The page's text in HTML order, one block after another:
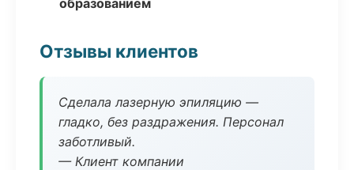
образованием
Отзывы клиентов
Сделала лазерную эпиляцию —
гладко, без раздражения. Персонал
заботливый.
— Клиент компании